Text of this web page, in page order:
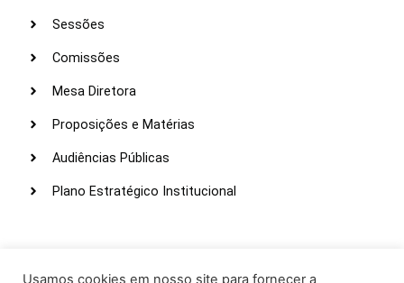
Sessões
Comissões
Mesa Diretora
Proposições e Matérias
Audiências Públicas
Plano Estratégico Institucional
Webmail
Usamos cookies em nosso site para fornecer a